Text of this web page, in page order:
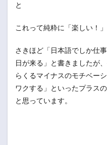
と
これって純粋に「楽しい！」
さきほど「日本語でしか仕
日が来る」と書きましたが
らくるマイナスのモチベー
ワクする」といったプラス
と思っています。